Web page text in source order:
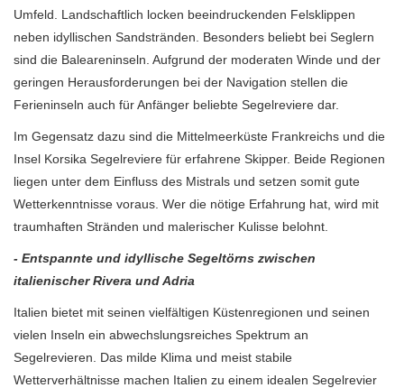
Umfeld. Landschaftlich locken beeindruckenden Felsklippen
neben idyllischen Sandstränden. Besonders beliebt bei Seglern
sind die Baleareninseln. Aufgrund der moderaten Winde und der
geringen Herausforderungen bei der Navigation stellen die
Ferieninseln auch für Anfänger beliebte Segelreviere dar.
Im Gegensatz dazu sind die Mittelmeerküste Frankreichs und die
Insel Korsika Segelreviere für erfahrene Skipper. Beide Regionen
liegen unter dem Einfluss des Mistrals und setzen somit gute
Wetterkenntnisse voraus. Wer die nötige Erfahrung hat, wird mit
traumhaften Stränden und malerischer Kulisse belohnt.
- Entspannte und idyllische Segeltörns zwischen
italienischer Rivera und Adria
Italien bietet mit seinen vielfältigen Küstenregionen und seinen
vielen Inseln ein abwechslungsreiches Spektrum an
Segelrevieren. Das milde Klima und meist stabile
Wetterverhältnisse machen Italien zu einem idealen Segelrevier